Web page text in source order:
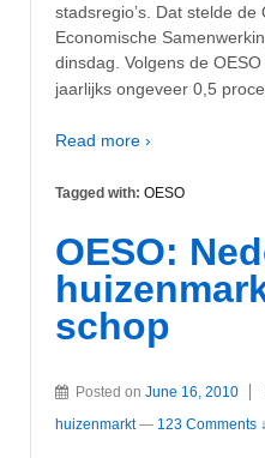
stadsregio’s. Dat stelde de
Economische
dinsdag. Volgens de
jaarlijks ongeveer 0,5
Read more ›
Tagged with: OESO
OESO:
schop
Posted on June 16, 2010
huizenmarkt — 123 Comments ↓